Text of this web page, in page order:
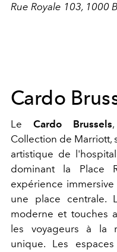
Rue Royale 103, 1000
Cardo
LeCardo Brussels
Collection de Marriott,
artistique de
dominant la Place
expérience
une place centrale.
moderne et touches
les voyageurs à la
unique. Les